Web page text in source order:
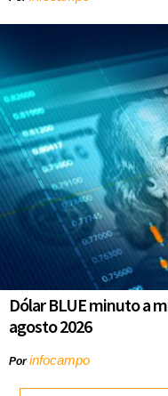
Dólar BLUE minuto a
agosto 2026
Porinfocampo